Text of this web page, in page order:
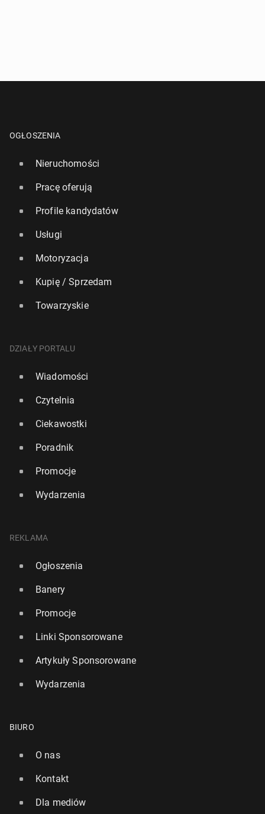
OGŁOSZENIA
Nieruchomości
Pracę oferują
Profile kandydatów
Usługi
Motoryzacja
Kupię / Sprzedam
Towarzyskie
DZIAŁY PORTALU
Wiadomości
Czytelnia
Ciekawostki
Poradnik
Promocje
Wydarzenia
REKLAMA
Ogłoszenia
Banery
Promocje
Linki Sponsorowane
Artykuły Sponsorowane
Wydarzenia
BIURO
O nas
Kontakt
Dla mediów